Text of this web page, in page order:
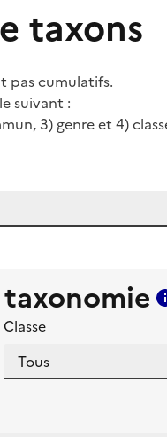
taxons
pas cumulatifs.
suivant :
3) genre et 4)
Classe